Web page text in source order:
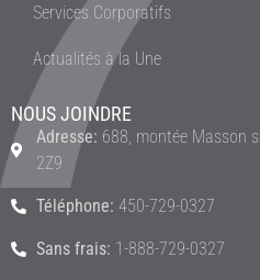
Services Corporatifs
Actualités à la Une
NOUS JOINDRE
Adresse: 688, montée Masson
2Z9
Téléphone: 450-729-0327
Sans frais: 1-888-729-0327